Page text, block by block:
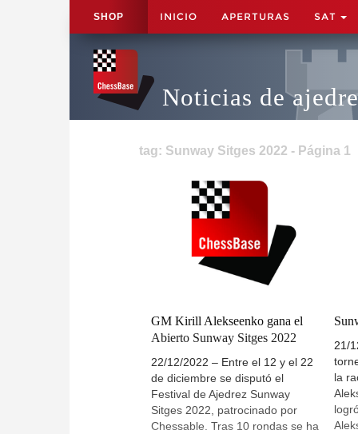
SHOP INICIO APERTURAS SAT
Noticias de
tag: Sunway Sitges 2022 - Página 1
GM Kirill Alekseenko gana el
Abierto Sunway Sitges 2022
22/12/2022 – Entre el 12 y el 22
de diciembre se disputó el
Festival de Ajedrez Sunway
Sitges 2022, patrocinado por
Chessable. Tras 10 rondas se ha
21/
la